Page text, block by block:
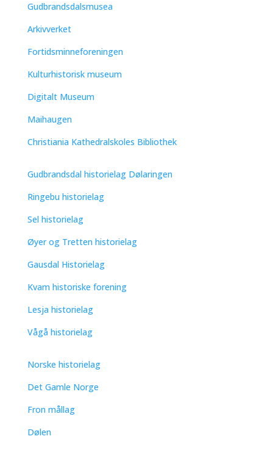
Gudbrandsdalsmusea
Arkivverket
Fortidsminneforeningen
Kulturhistorisk museum
Digitalt Museum
Maihaugen
Christiania Kathedralskoles Bibliothek
Gudbrandsdal historielag Dølaringen
Ringebu historielag
Sel historielag
Øyer og Tretten historielag
Gausdal Historielag
Kvam historiske forening
Lesja historielag
Vågå historielag
Norske historielag
Det Gamle Norge
Fron mållag
Dølen